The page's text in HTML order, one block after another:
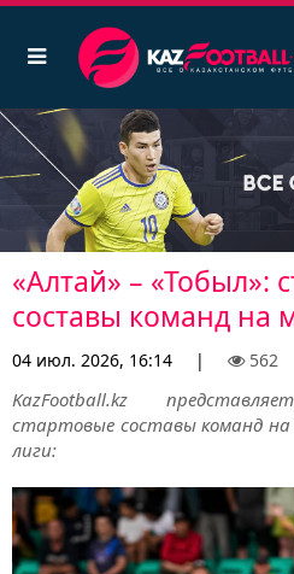
«Алтай» – «Тобыл»:
составы команд на
04 июл. 2026, 16:14 | 562
KazFootball.kz
стартовые составы команд
лиги: